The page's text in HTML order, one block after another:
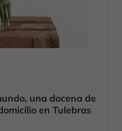
una docena de
en Tulebras